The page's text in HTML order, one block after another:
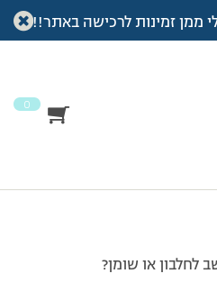
ממן זמינות לרכישה באתר!!
0
בשמן
לחלבון או שומן?